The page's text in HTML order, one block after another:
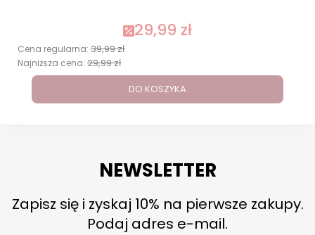
29,99 zł
Cena regularna: 39,99 zł
Najniższa cena: 29,99 zł
DO KOSZYKA
NEWSLETTER
Zapisz się i zyskaj 10% na pierwsze zakupy.
Podaj adres e-mail.